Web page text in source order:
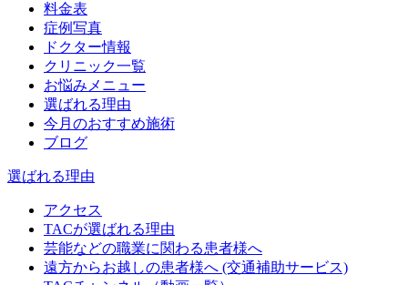
料金表
症例写真
ドクター情報
クリニック一覧
お悩みメニュー
選ばれる理由
今月のおすすめ施術
ブログ
選ばれる理由
アクセス
TACが選ばれる理由
芸能などの職業に関わる患者様へ
遠方からお越しの患者様へ (交通補助サービス)